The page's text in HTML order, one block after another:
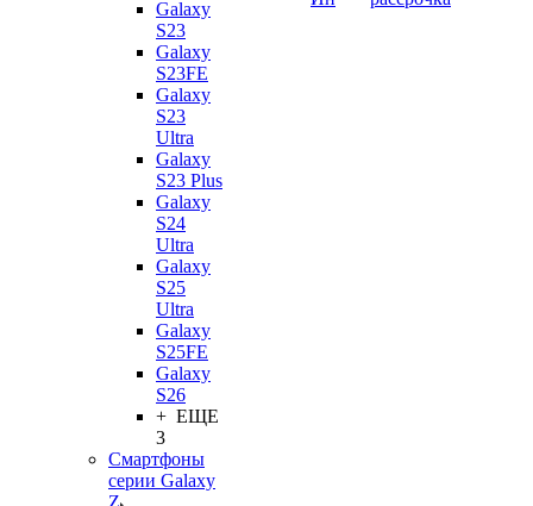
Galaxy
S23
Galaxy
S23FE
Galaxy
S23
Ultra
Galaxy
S23 Plus
Galaxy
S24
Ultra
Galaxy
S25
Ultra
Galaxy
S25FE
Galaxy
S26
+ ЕЩЕ
3
Смартфоны
серии Galaxy
Z